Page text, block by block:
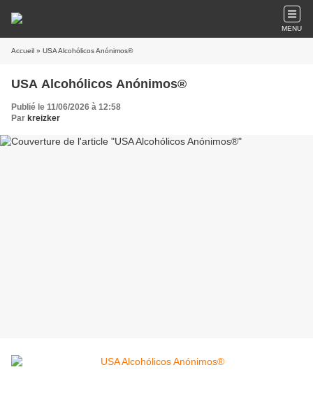
MENU
Accueil » USA Alcohólicos Anónimos®
USA Alcohólicos Anónimos®
Publié le 11/06/2026 à 12:58
Par kreizker